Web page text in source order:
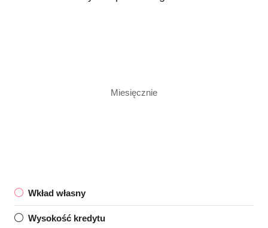
Miesięcznie
Wkład własny
Wysokość kredytu